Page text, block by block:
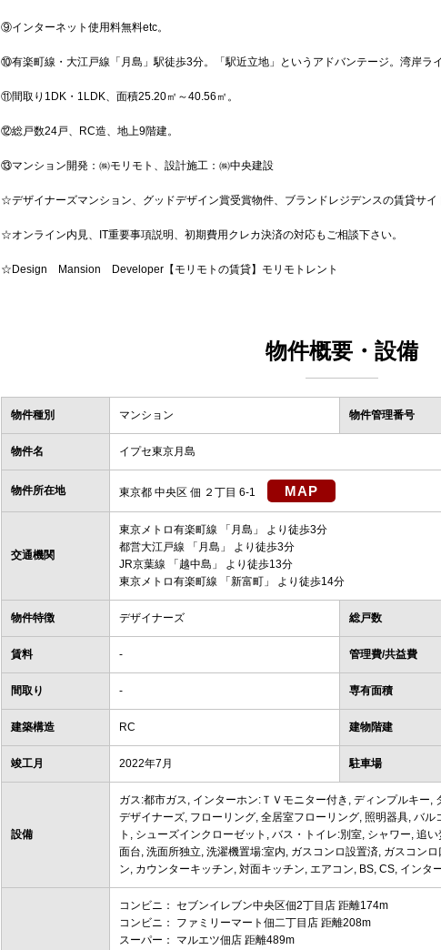
⑨インターネット使用料無料etc。
⑩有楽町線・大江戸線「月島」駅徒歩3分。「駅近立地」というアドバンテージ。湾岸ラ
⑪間取り1DK・1LDK、面積25.20㎡～40.56㎡。
⑫総戸数24戸、RC造、地上9階建。
⑬マンション開発：㈱モリモト、設計施工：㈱中央建設
☆デザイナーズマンション、グッドデザイン賞受賞物件、ブランドレジデンスの賃貸サイ
☆オンライン内見、IT重要事項説明、初期費用クレカ決済の対応もご相談下さい。
☆Design Mansion Developer【モリモトの賃貸】モリモトレント
物件概要・設備
物件種別 マンション 物件管理番号
物件名 イプセ東京月島
物件所在地 東京都 中央区 佃 ２丁目 6-1 MAP
交通機関
東京メトロ有楽町線 「 月島 」 より徒歩3分
都営大江戸線 「 月島 」 より徒歩3分
JR京葉線 「 越中島 」 より徒歩13分
東京メトロ有楽町線 「 新富町 」 より徒歩14分
物件特徴 デザイナーズ 総戸数
賃料 - 管理費/共益費
間取り - 専有面積
建築構造 RC 建物階建
竣工月 2022年7月 駐車場
設備
ガス:都市ガス, インターホン:ＴＶモニター付き, ディンプルキー,
デザイナーズ, フローリング, 全居室フローリング, 照明器具, バ
ト, シューズインクローゼット, バス・トイレ:別室, シャワー, 追
面台, 洗面所独立, 洗濯機置場:室内, ガスコンロ設置済, ガスコン
ン, カウンターキッチン, 対面キッチン, エアコン, BS, CS, インタ
コンビニ： セブンイレブン中央区佃2丁目店 距離174m
コンビニ： ファミリーマート佃二丁目店 距離208m
スーパー： マルエツ佃店 距離489m